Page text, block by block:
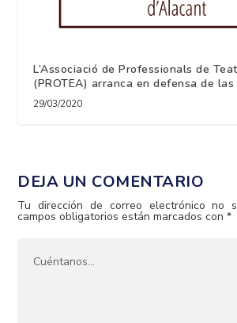
L’Associació de Professionals de
(PROTEA) arranca en defensa de
29/03/2020
DEJA UN COMENTARIO
Tu dirección de correo electrónico no
campos obligatorios están marcados con*